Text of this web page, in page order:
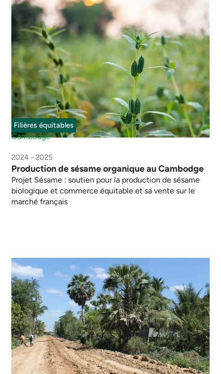
Filières équitables
Cambodge
2024 - 2025
Production de sésame organique au Cambodge
Projet Sésame : soutien pour la production de sésame
biologique et commerce équitable et sa vente sur le
marché français